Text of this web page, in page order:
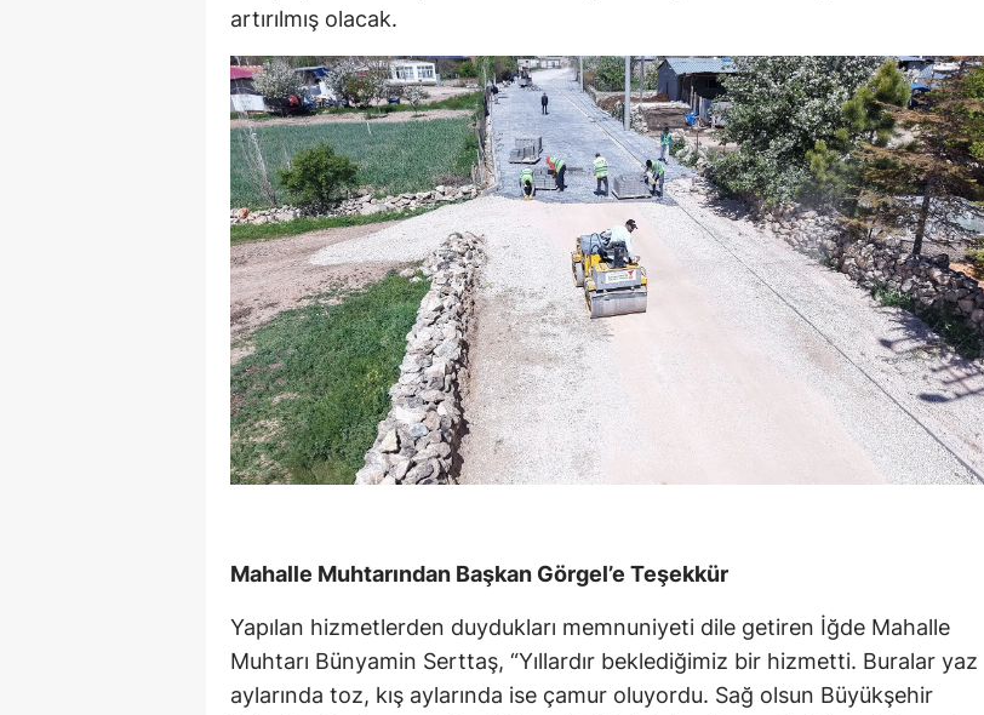
artırılmış olacak.
Mahalle Muhtarından Başkan Görgel’e Teşekkür
Yapılan hizmetlerden duydukları memnuniyeti dile getiren İğde Mahalle
Muhtarı Bünyamin Serttaş, “Yıllardır beklediğimiz bir hizmetti. Buralar yaz
aylarında toz, kış aylarında ise çamur oluyordu. Sağ olsun Büyükşehir